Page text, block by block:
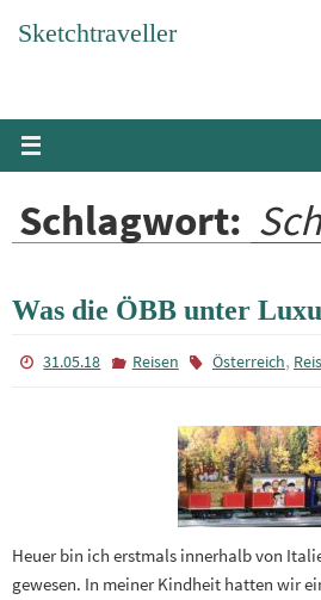
InhaltSketchtraveller
Schlagwort:
Was die ÖBB unter
31.05.18 Reisen Österreich,
Heuer bin ich erstmals innerhalb von
gewesen. In meiner Kindheit hatten wir